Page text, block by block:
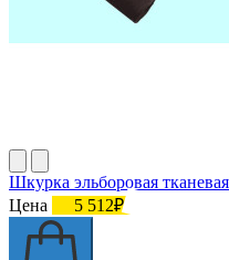
Шкурка эльборовая
Цена
5 512₽